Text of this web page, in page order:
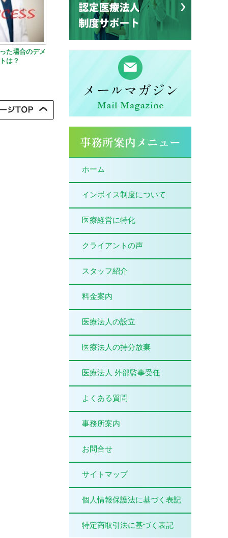
た場合のデメ
は？
ホーム
インボイス制度について
医療経営に特化
クライアントの声
スタッフ紹介
料金案内
医療法人の設立
医療法人の持分放棄
医療法人 外部監事受任
よくある質問
事務所案内
お問合せ
サイトマップ
個人情報保護法に基づく表記
特定商取引法に基づく表記